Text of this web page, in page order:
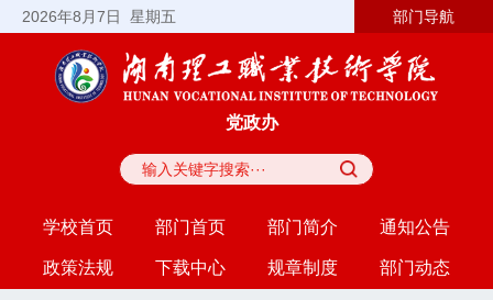
2026年8月7日 星期五 部门导航
党政办
学校首页 部门首页 部门简介 通知公告
政策法规 下载中心 规章制度 部门动态